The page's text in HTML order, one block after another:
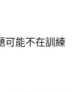
可能不在訓練